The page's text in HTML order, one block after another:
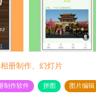
册制作、幻灯片
制作软件 拼图 图片编辑